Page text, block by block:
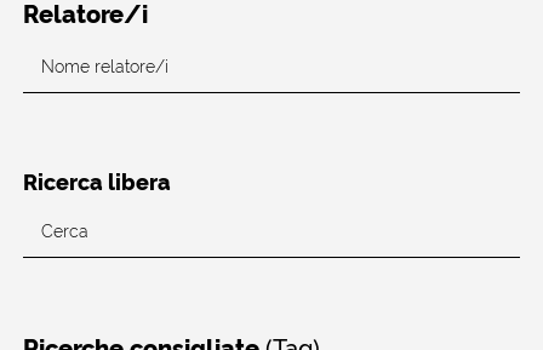
Relatore/i
Ricerca libera